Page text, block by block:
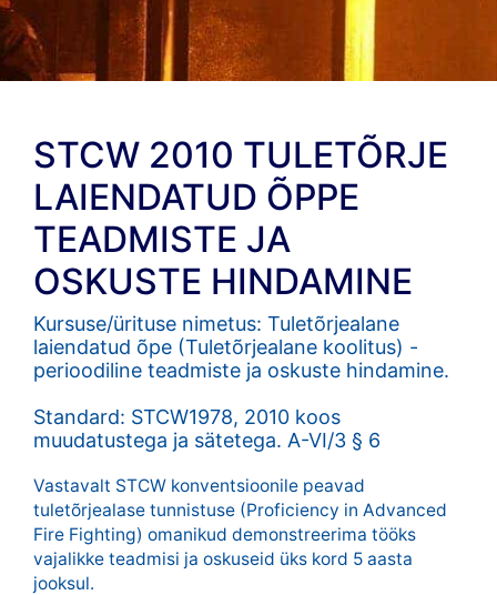
STCW 2010 TULETÕRJE
LAIENDATUD ÕPPE
TEADMISTE JA
OSKUSTE HINDAMINE
Kursuse/ürituse nimetus: Tuletõrjealane
laiendatud õpe (Tuletõrjealane koolitus) -
perioodiline teadmiste ja oskuste hindamine.
Standard: STCW1978, 2010 koos
muudatustega ja sätetega. A-VI/3 § 6
Vastavalt STCW konventsioonile peavad
tuletõrjealase tunnistuse (Proficiency in Advanced
Fire Fighting) omanikud demonstreerima tööks
vajalikke teadmisi ja oskuseid üks kord 5 aasta
jooksul.